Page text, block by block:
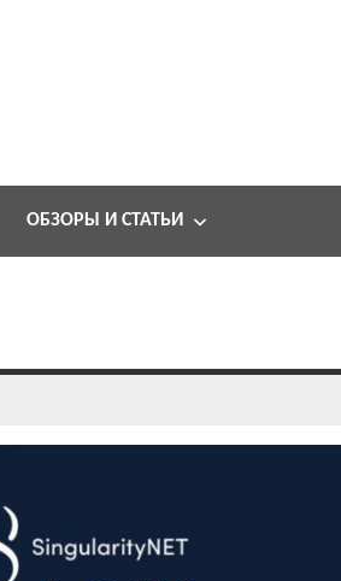
ОБЗОРЫ И СТАТЬИ